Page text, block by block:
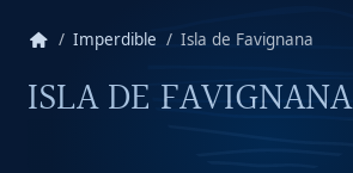
homeImperdible Isla de Favignana
ISLA DE FAVIGNANA